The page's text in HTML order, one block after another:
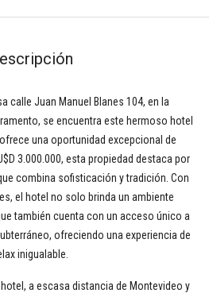
calle Juan Manuel Blanes 104, en la
se encuentra este hermoso hotel
una oportunidad excepcional de
3.000.000, esta propiedad destaca por
combina sofisticación y tradición. Con
el hotel no solo brinda un ambiente
también cuenta con un acceso único a
ofreciendo una experiencia de
inigualable.
a escasa distancia de Montevideo y